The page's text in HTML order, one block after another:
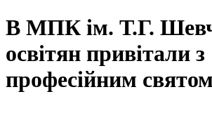
В МПК ім. Т.Г.
освітян привітали з
професійним святом